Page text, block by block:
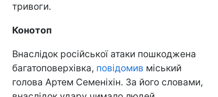
тривоги.
Конотоп
Внаслідок російської атаки пошкоджена
багатоповерхівка, повідомив міський
голова Артем Семеніхін. За його словами,